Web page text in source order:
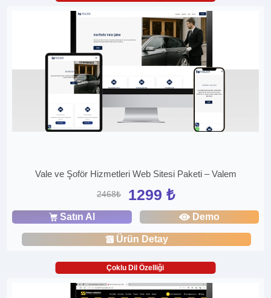
Vale ve Şoför Hizmetleri Web Sitesi Paketi – Valem
2468₺ 1299 ₺
Satın Al Demo
Ürün Detay
Çoklu Dil Özelliği